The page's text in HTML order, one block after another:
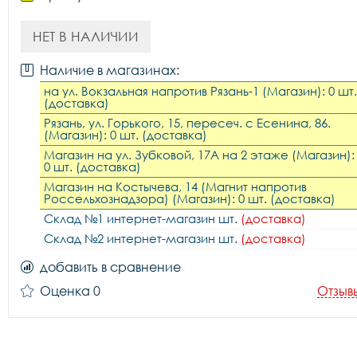
НЕТ В НАЛИЧИИ
Наличие в магазинах:
на ул. Вокзальная напротив Рязань-1 (Магазин): 0 шт.
(доставка)
Рязань, ул. Горького, 15, пересеч. с Есенина, 86.
(Магазин): 0 шт. (доставка)
Магазин на ул. Зубковой, 17А на 2 этаже (Магазин):
0 шт. (доставка)
Магазин на Костычева, 14 (Магнит напротив
Россельхознадзора) (Магазин): 0 шт. (доставка)
Склад №1 интернет-магазин шт. (доставка)
Склад №2 интернет-магазин шт. (доставка)
добавить в сравнение
Оценка 0